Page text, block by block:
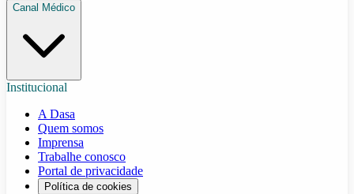
Canal Médico
Institucional
A Dasa
Quem somos
Imprensa
Trabalhe conosco
Portal de privacidade
Política de cookies